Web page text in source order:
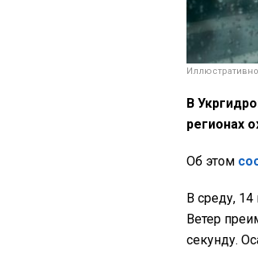
В
регионах
Об этом
В среду,
Ветер
секунду.